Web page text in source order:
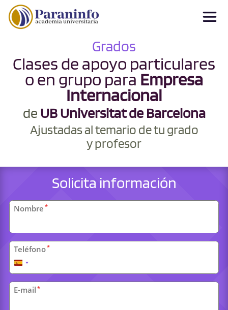
Grados
Clases de apoyo particulares
o en grupo para Empresa
Internacional
de UB Universitat de Barcelona
Ajustadas al temario de tu grado
y profesor
Solicita información
Datos
personales
Nombre *
Teléfono*
España
+34
E-mail *